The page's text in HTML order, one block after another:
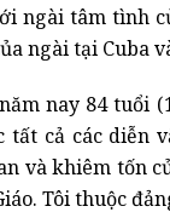
ngài tâm tình
ngài tại Cuba
nay 84 tuổi
tất cả các
và khiêm tốn
Tôi thuộc